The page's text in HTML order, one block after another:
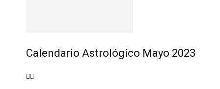
Calendario Astrológico Mayo 2023